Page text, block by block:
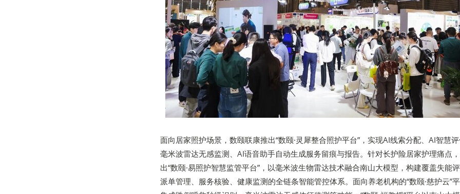
面向居家照护场景，数颐联康推出“数颐·灵犀整合照护平台”，实现AI线索分配、AI智慧
毫米波雷达无感监测、AI语音助手自动生成服务留痕与报告。针对长护险居家护理痛点
出“数颐·易照护智慧监管平台”，以毫米波生物雷达技术融合南山大模型，构建覆盖失能
派单管理、服务核验、健康监测的全链条智能管控体系。面向养老机构的“数颐·慈护云”